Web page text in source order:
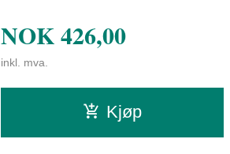
NOK426,00
inkl. mva.
Kjøp